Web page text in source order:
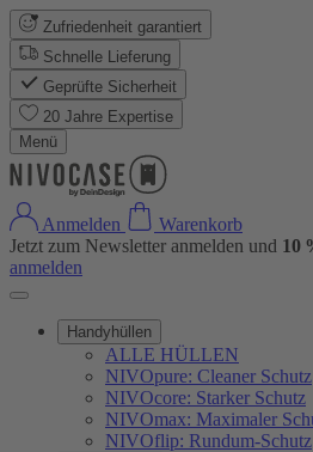
Zufriedenheit garantiert
Schnelle Lieferung
Geprüfte Sicherheit
20 Jahre Expertise
Menü
Anmelden
Warenkorb
Jetzt zum Newsletter anmelden und 10
anmelden
Handyhüllen
ALLE HÜLLEN
NIVOpure: Cleaner Schutz
NIVOcore: Starker Schutz
NIVOmax: Maximaler
NIVOflip: Rundum-Schutz